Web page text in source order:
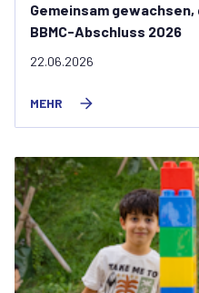
Gemeinsam
BBMC-Abschluss 2026
22.06.2026
MEHR